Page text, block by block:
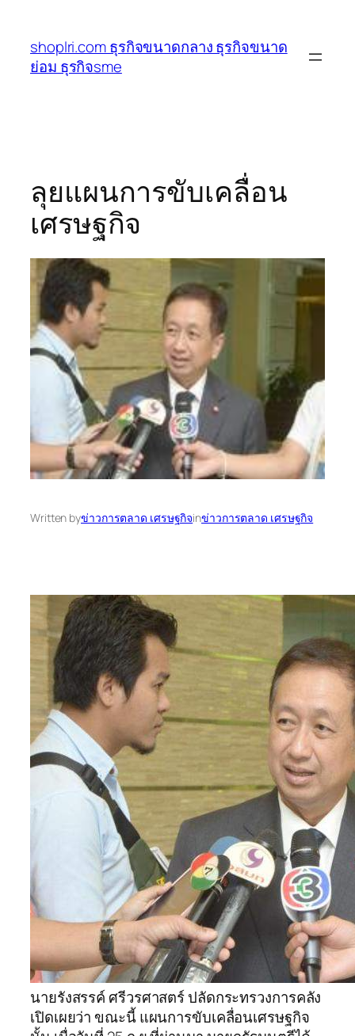
เนื้อหา
shoplri.com ธุรกิจขนาดกลาง ธุรกิจขนาด
ย่อม ธุรกิจsme
ลุยแผนการขับเคลื่อน
เศรษฐกิจ
Written byข่าวการตลาด เศรษฐกิจinข่าวการตลาด เศรษฐกิจ
นายรังสรรค์ ศรีวรศาสตร์ ปลัดกระทรวงการคลัง
เปิดเผยว่า ขณะนี้ แผนการขับเคลื่อนเศรษฐกิจ